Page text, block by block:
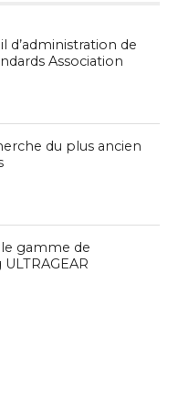
d’administration de
Association
du plus ancien
gamme de